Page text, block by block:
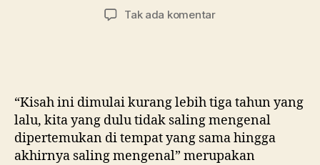
artikel artikel
Tak ada komentarpada
“Kisah ini dimulai kurang lebih tiga tahun yang
lalu, kita yang dulu tidak saling mengenal
dipertemukan di tempat yang sama hingga
akhirnya saling mengenal” merupakan